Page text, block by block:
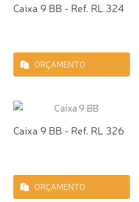
Caixa 9 BB - Ref. RL 324
ORÇAMENTO
Caixa 9 BB - Ref. RL 326
ORÇAMENTO